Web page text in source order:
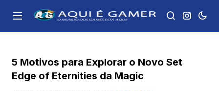
5 Motivos para Explorar o Novo Set
Edge of Eternities da Magic